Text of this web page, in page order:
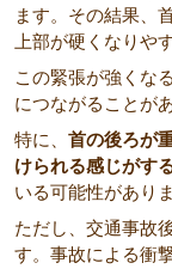
ます。その結果、
上部が硬くなりや
この緊張が強くな
につながることが
特に、 首の後ろが
けられる感じがす
いる可能性がありま
ただし、交通事故
す。事故による衝